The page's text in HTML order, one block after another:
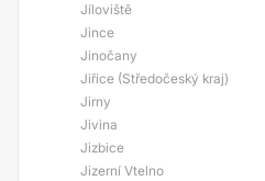
Jíloviště
Jince
Jinočany
Jiřice (Středočeský kraj)
Jirny
Jivina
Jizbice
Jizerní Vtelno